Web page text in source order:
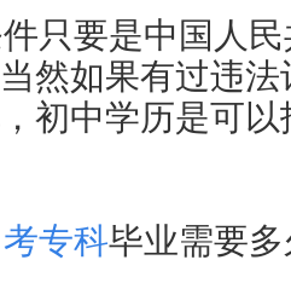
只要是中国人
然如果有过违
初中学历是可
专科毕业需要